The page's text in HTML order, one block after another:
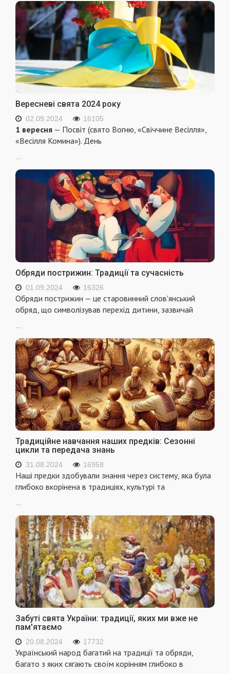
Вересневі свята 2024 року
02.09.2024 16105
1 вересня — Посвіт (свято Вогню, «Свіччине Весілля»,
«Весілля Комина»). День
...
Обряди пострижин: Традиції та сучасність
01.09.2024 16326
Обряди пострижин — це старовинний слов'янський
обряд, що символізував перехід дитини, зазвичай
Традиційне навчання наших предків: Сезонні
цикли та передача знань
31.08.2024 16958
Наші предки здобували знання через систему, яка була
глибоко вкорінена в традиціях, культурі та
Забуті свята України: традиції, яких ми вже не
пам'ятаємо
20.08.2024 17732
Український народ багатий на традиції та обряди,
багато з яких сягають своїм корінням глибоко в